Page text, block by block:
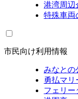
港湾周辺
特殊車両
市民向け利用情報
みなとの
勇払マリ
フェリー